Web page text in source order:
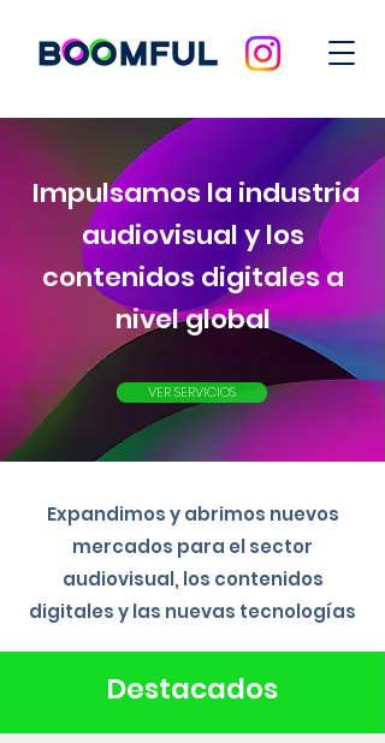
Impulsamos la industria
audiovisual y los
contenidos digitales a
nivel global
VER SERVICIOS
Expandimos y abrimos nuevos
mercados para el sector
audiovisual, los contenidos
digitales y las nuevas tecnologías
Destacados